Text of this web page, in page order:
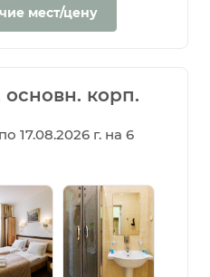
мест/цену
корп.
17.08.2026 г. на 6